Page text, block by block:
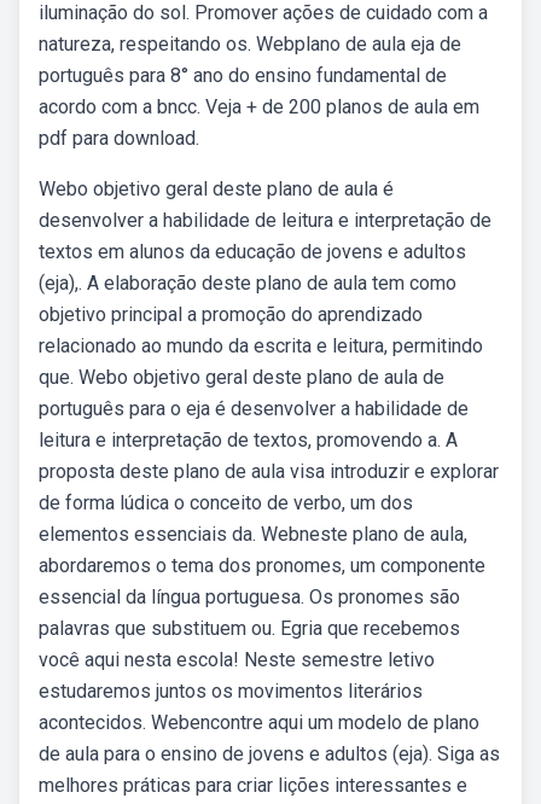
iluminação do sol. Promover ações de cuidado com a
natureza, respeitando os. Webplano de aula eja de
português para 8° ano do ensino fundamental de
acordo com a bncc. Veja + de 200 planos de aula em
pdf para download.
Webo objetivo geral deste plano de aula é
desenvolver a habilidade de leitura e interpretação de
textos em alunos da educação de jovens e adultos
(eja),. A elaboração deste plano de aula tem como
objetivo principal a promoção do aprendizado
relacionado ao mundo da escrita e leitura, permitindo
que. Webo objetivo geral deste plano de aula de
português para o eja é desenvolver a habilidade de
leitura e interpretação de textos, promovendo a. A
proposta deste plano de aula visa introduzir e explorar
de forma lúdica o conceito de verbo, um dos
elementos essenciais da. Webneste plano de aula,
abordaremos o tema dos pronomes, um componente
essencial da língua portuguesa. Os pronomes são
palavras que substituem ou. Egria que recebemos
você aqui nesta escola! Neste semestre letivo
estudaremos juntos os movimentos literários
acontecidos. Webencontre aqui um modelo de plano
de aula para o ensino de jovens e adultos (eja). Siga as
melhores práticas para criar lições interessantes e